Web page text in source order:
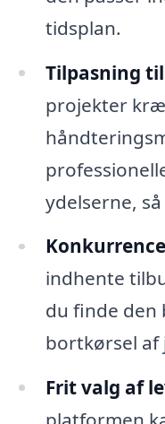
tidsplan.
Tilpasning
projekter
ydelserne,
indhente
du finde den
bortkørsel af
Frit valg af